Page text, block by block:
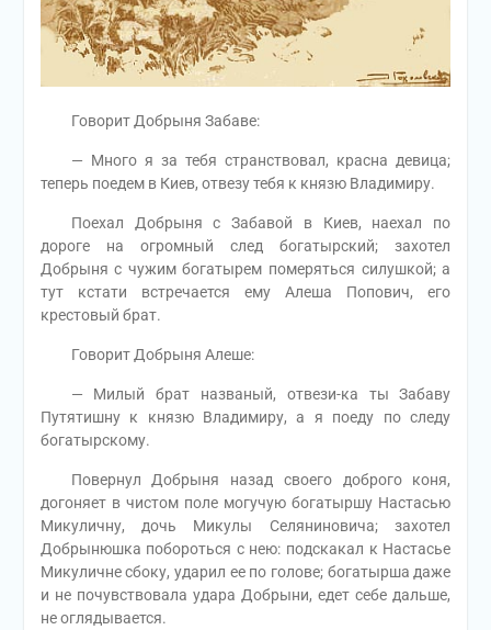
Говорит Добрыня Забаве:
— Много я за тебя странствовал, красна девица;
теперь поедем в Киев, отвезу тебя к князю Владимиру.
Поехал Добрыня с Забавой в Киев, наехал по
дороге на огромный след богатырский; захотел
Добрыня с чужим богатырем померяться силушкой; а
тут кстати встречается ему Алеша Попович, его
крестовый брат.
Говорит Добрыня Алеше:
— Милый брат названый, отвези-ка ты Забаву
Путятишну к князю Владимиру, а я поеду по следу
богатырскому.
Повернул Добрыня назад своего доброго коня,
догоняет в чистом поле могучую богатыршу Настасью
Микуличну, дочь Микулы Селяниновича; захотел
Добрынюшка побороться с нею: подскакал к Настасье
Микуличне сбоку, ударил ее по голове; богатырша даже
и не почувствовала удара Добрыни, едет себе дальше,
не оглядывается.